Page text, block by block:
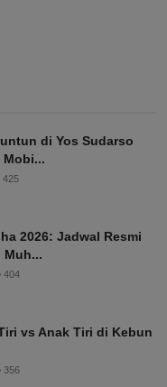
di Yos Sudarso
Mobi...
425
2026: Jadwal Resmi
Muh...
404
vs Anak Tiri di Kebun
356